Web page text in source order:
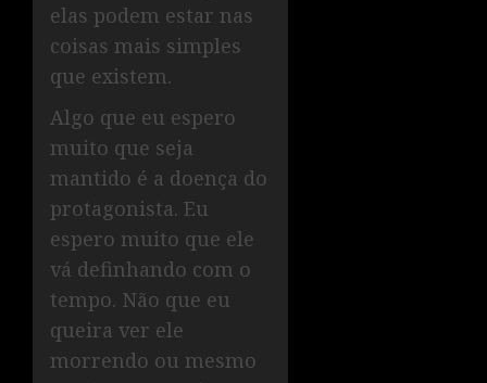
elas podem estar nas
coisas mais simples
que existem.
Algo que eu espero
muito que seja
mantido é a doença do
protagonista. Eu
espero muito que ele
vá definhando com o
tempo. Não que eu
queira ver ele
morrendo ou mesmo